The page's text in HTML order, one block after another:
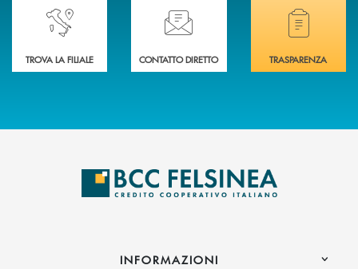
Accedi all' elenco completo delle nostre&nbsp; filiali .
TROVA LA FILIALE
Ti serve assistenza immediata? Contattaci!
CONTATTO DIRETTO
Hai bisogno di
TRASPARENZA
INFORMAZIONI